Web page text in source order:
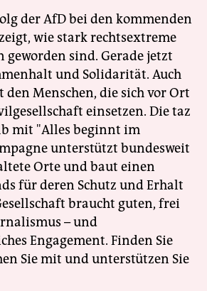
der AfD bei den kommenden
wie stark rechtsextreme
geworden sind. Gerade jetzt
und Solidarität. Auch
Menschen, die sich vor Ort
einsetzen. Die taz
mit "Alles beginnt im
unterstützt bundesweit
Orte und baut einen
für deren Schutz und Erhalt
braucht guten, frei
– und
Engagement. Finden Sie
Sie mit und unterstützen Sie